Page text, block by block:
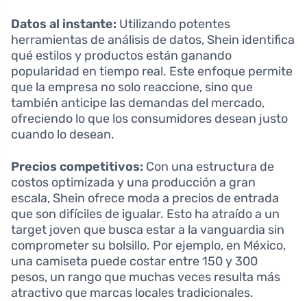
Datos al instante: Utilizando potentes
herramientas de análisis de datos, Shein identifica
qué estilos y productos están ganando
popularidad en tiempo real. Este enfoque permite
que la empresa no solo reaccione, sino que
también anticipe las demandas del mercado,
ofreciendo lo que los consumidores desean justo
cuando lo desean.
Precios competitivos: Con una estructura de
costos optimizada y una producción a gran
escala, Shein ofrece moda a precios de entrada
que son difíciles de igualar. Esto ha atraído a un
target joven que busca estar a la vanguardia sin
comprometer su bolsillo. Por ejemplo, en México,
una camiseta puede costar entre 150 y 300
pesos, un rango que muchas veces resulta más
atractivo que marcas locales tradicionales.